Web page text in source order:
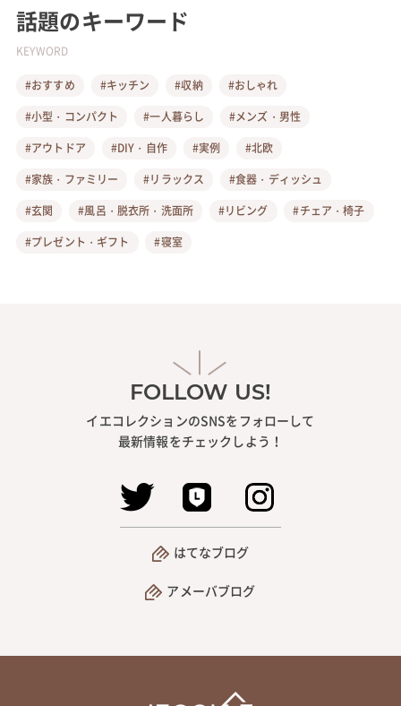
話題のキーワード
KEYWORD
#おすすめ #キッチン #収納
#おしゃれ
#小型・コンパクト
#一人暮らし
#メンズ・男性
#アウトドア
#DIY・自作 #実例
#北欧
#家族・ファミリー
#リラックス
#食器・ディッシュ
#玄関
#風呂・脱衣所・洗面所 #リビング
#チェア・椅子
#プレゼント・ギフト
#寝室
FOLLOW US!
イエコレクションのSNSをフォローして
最新情報をチェックしよう！
はてなブログ
アメーバブログ